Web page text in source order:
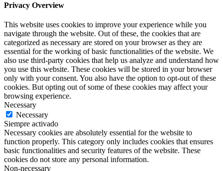
Privacy Overview
This website uses cookies to improve your experience while you
navigate through the website. Out of these, the cookies that are
categorized as necessary are stored on your browser as they are
essential for the working of basic functionalities of the website. We
also use third-party cookies that help us analyze and understand how
you use this website. These cookies will be stored in your browser
only with your consent. You also have the option to opt-out of these
cookies. But opting out of some of these cookies may affect your
browsing experience.
Necessary
Necessary
Siempre activado
Necessary cookies are absolutely essential for the website to
function properly. This category only includes cookies that ensures
basic functionalities and security features of the website. These
cookies do not store any personal information.
Non-necessary